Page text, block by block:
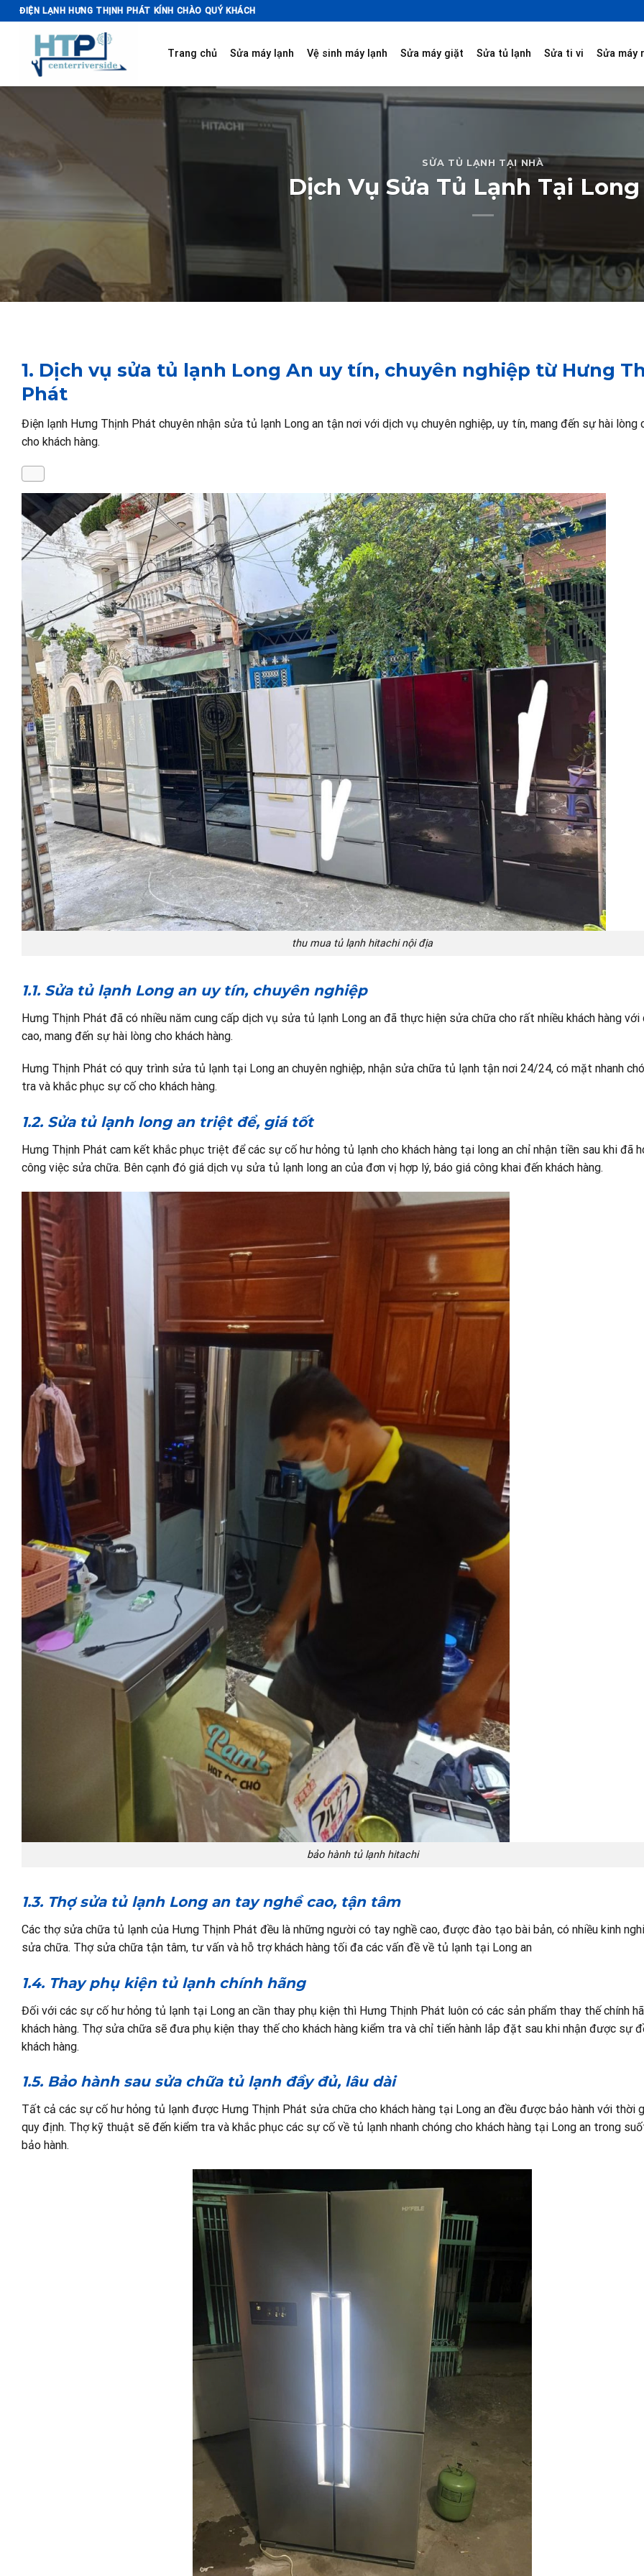
Skip
to
ĐIỆN LẠNH HƯNG THỊNH PHÁT KÍNH CHÀO QUÝ KHÁCH
Trang chủ Sửa máy lạnh Vệ sinh máy lạnh Sửa máy giặt Sửa tủ lạnh Sửa ti vi Sửa máy
SỬA TỦ LẠNH TẠI NHÀ
Dịch Vụ Sửa Tủ Lạnh Tại
1. Dịch vụ sửa tủ lạnh Long An uy tín, chuyên nghiệp từ Hưng
Phát
Điện lạnh Hưng Thịnh Phát chuyên nhận sửa tủ lạnh Long an tận nơi với dịch vụ chuyên nghiệp, uy tín, mang đến sự hài lòng
cho khách hàng.
thu mua tủ lạnh hitachi nội địa
1.1. Sửa tủ lạnh Long an uy tín, chuyên nghiệp
Hưng Thịnh Phát đã có nhiều năm cung cấp dịch vụ sửa tủ lạnh Long an đã thực hiện sửa chữa cho rất nhiều khách hàng
cao, mang đến sự hài lòng cho khách hàng.
Hưng Thịnh Phát có quy trình sửa tủ lạnh tại Long an chuyên nghiệp, nhận sửa chữa tủ lạnh tận nơi 24/24, có mặt nhanh
tra và khắc phục sự cố cho khách hàng.
1.2. Sửa tủ lạnh long an triệt để, giá tốt
Hưng Thịnh Phát cam kết khắc phục triệt để các sự cố hư hỏng tủ lạnh cho khách hàng tại long an chỉ nhận tiền sau khi đã
công việc sửa chữa. Bên cạnh đó giá dịch vụ sửa tủ lạnh long an của đơn vị hợp lý, báo giá công khai đến khách hàng.
bảo hành tủ lạnh hitachi
1.3. Thợ sửa tủ lạnh Long an tay nghề cao, tận tâm
Các thợ sửa chữa tủ lạnh của Hưng Thịnh Phát đều là những người có tay nghề cao, được đào tạo bài bản, có nhiều kinh
sửa chữa. Thợ sửa chữa tận tâm, tư vấn và hỗ trợ khách hàng tối đa các vấn đề về tủ lạnh tại Long an
1.4. Thay phụ kiện tủ lạnh chính hãng
Đối với các sự cố hư hỏng tủ lạnh tại Long an cần thay phụ kiện thì Hưng Thịnh Phát luôn có các sản phẩm thay thế chính
khách hàng. Thợ sửa chữa sẽ đưa phụ kiện thay thế cho khách hàng kiểm tra và chỉ tiến hành lắp đặt sau khi nhận được sự
khách hàng.
1.5. Bảo hành sau sửa chữa tủ lạnh đầy đủ, lâu dài
Tất cả các sự cố hư hỏng tủ lạnh được Hưng Thịnh Phát sửa chữa cho khách hàng tại Long an đều được bảo hành với thời
quy định. Thợ kỹ thuật sẽ đến kiểm tra và khắc phục các sự cố về tủ lạnh nhanh chóng cho khách hàng tại Long an trong
bảo hành.